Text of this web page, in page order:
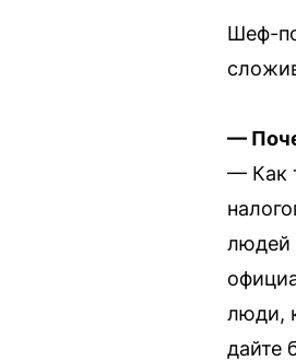
Шеф-
—
— Как
людей
люди,
дайте